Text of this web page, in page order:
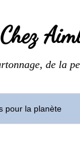
Chez
de la
pour la planète